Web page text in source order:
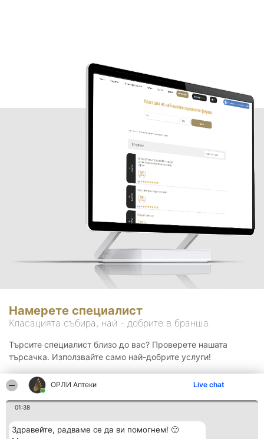
ОРЛИ Аптеки Live chat
01:38
Здравейте, радваме се да ви помогнем! 🙂
Намерете специалист
Класацията събира, най - добрите в бранша.
Търсите специалист близо до вас? Проверете нашата
търсачка. Използвайте само най-добрите услуги!